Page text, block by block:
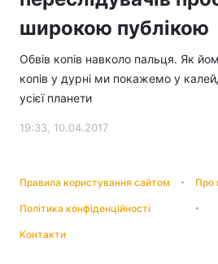
широкою публікою
Обвів копів навколо пальця. Як
копів у дурні ми покажемо у
усієї планети
19:33, 10.04.2017
Правила користування сайтом Про
Політика конфіденційності
Контакти